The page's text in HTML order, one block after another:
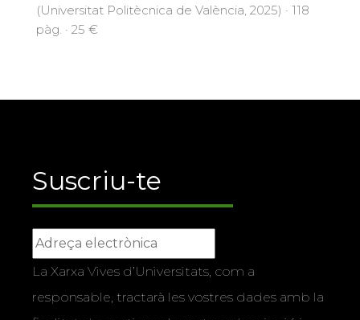
(Universitat Politècnica de València, 2025) · 118
pàg. · 25 €
Suscriu-te
La Xarxa Vives d’Universitats, com a
responsable, tractarà les vostres dades amb la